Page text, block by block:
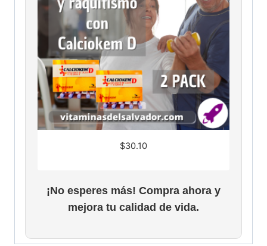
$30.10
¡No esperes más! Compra ahora y
mejora tu calidad de vida.